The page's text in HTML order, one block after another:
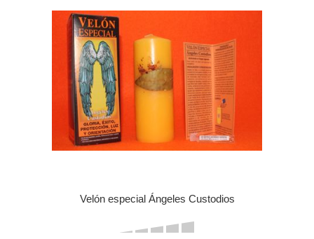
Velón especial Ángeles Custodios